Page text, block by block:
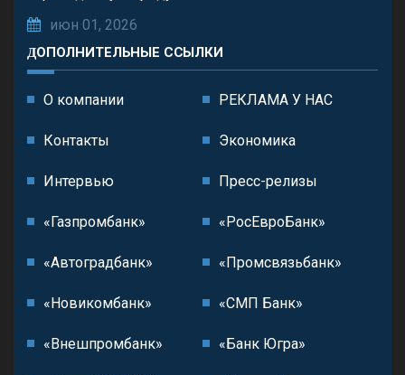
июн 01, 2026
ДОПОЛНИТЕЛЬНЫЕ ССЫЛКИ
О компании РЕКЛАМА У НАС
Контакты Экономика
Интервью Пресс-релизы
«Газпромбанк» «РосЕвроБанк»
«Автоградбанк» «Промсвязьбанк»
«Новикомбанк» «СМП Банк»
«Внешпромбанк» «Банк Югра»